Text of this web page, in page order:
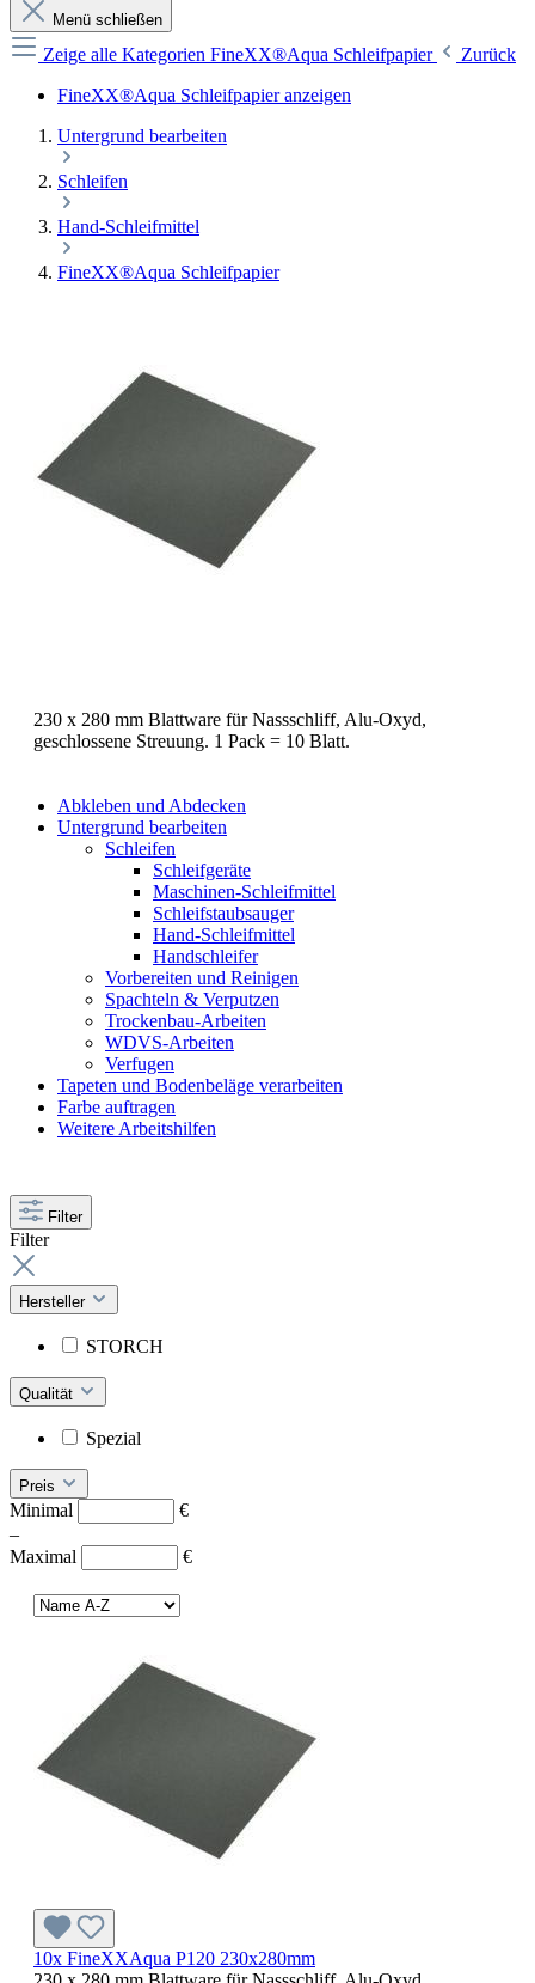
Menü schließen
Zeige alle Kategorien FineXX®Aqua Schleifpapier
Zurück
FineXX®Aqua Schleifpapier anzeigen
Untergrund bearbeiten
Schleifen
Hand-Schleifmittel
FineXX®Aqua Schleifpapier
230 x 280 mm Blattware für Nassschliff, Alu-Oxyd,
geschlossene Streuung. 1 Pack = 10 Blatt.
Abkleben und Abdecken
Untergrund bearbeiten
Schleifen
Schleifgeräte
Maschinen-Schleifmittel
Schleifstaubsauger
Hand-Schleifmittel
Handschleifer
Vorbereiten und Reinigen
Spachteln & Verputzen
Trockenbau-Arbeiten
WDVS-Arbeiten
Verfugen
Tapeten und Bodenbeläge verarbeiten
Farbe auftragen
Weitere Arbeitshilfen
Filter
Filter
Hersteller
STORCH
Qualität
Spezial
Preis
Minimal
€
–
Maximal
€
10x FineXXAqua P120 230x280mm